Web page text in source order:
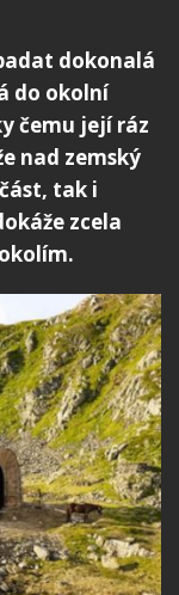
dokonalá
do okolní
čemu její ráz
nad zemský
tak i
zcela